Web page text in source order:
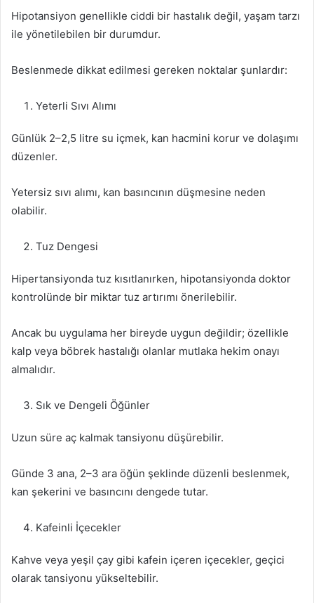
Hipotansiyon genellikle ciddi bir hastalık değil, yaşam tarzı
ile yönetilebilen bir durumdur.
Beslenmede dikkat edilmesi gereken noktalar şunlardır:
Yeterli Sıvı Alımı
Günlük 2–2,5 litre su içmek, kan hacmini korur ve dolaşımı
düzenler.
Yetersiz sıvı alımı, kan basıncının düşmesine neden
olabilir.
Tuz Dengesi
Hipertansiyonda tuz kısıtlanırken, hipotansiyonda doktor
kontrolünde bir miktar tuz artırımı önerilebilir.
Ancak bu uygulama her bireyde uygun değildir; özellikle
kalp veya böbrek hastalığı olanlar mutlaka hekim onayı
almalıdır.
Sık ve Dengeli Öğünler
Uzun süre aç kalmak tansiyonu düşürebilir.
Günde 3 ana, 2–3 ara öğün şeklinde düzenli beslenmek,
kan şekerini ve basıncını dengede tutar.
Kafeinli İçecekler
Kahve veya yeşil çay gibi kafein içeren içecekler, geçici
olarak tansiyonu yükseltebilir.